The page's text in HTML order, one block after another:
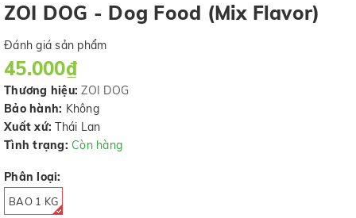
ZOI DOG - Dog Food (Mix Flavor)
Đánh giá sản phẩm
45.000₫
Thương hiệu: ZOI DOG
Bảo hành: Không
Xuất xứ: Thái Lan
Tình trạng: Còn hàng
Phân loại:
BAO 1 KG